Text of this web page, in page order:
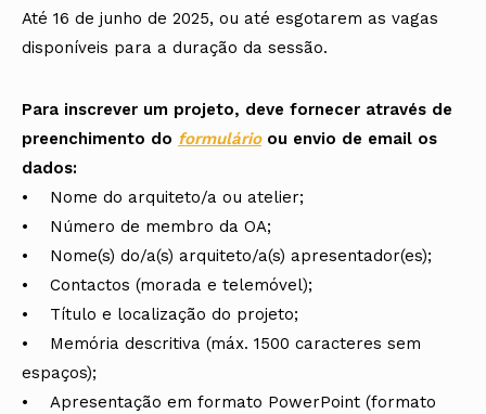
Até 16 de junho de 2025, ou até esgotarem as vagas
disponíveis para a duração da sessão.
Para inscrever um projeto, deve fornecer através de
preenchimento do formulárioou envio de email os
dados:
• Nome do arquiteto/a ou atelier;
• Número de membro da OA;
• Nome(s) do/a(s) arquiteto/a(s) apresentador(es);
• Contactos (morada e telemóvel);
• Título e localização do projeto;
• Memória descritiva (máx. 1500 caracteres sem
espaços);
• Apresentação em formato PowerPoint (formato